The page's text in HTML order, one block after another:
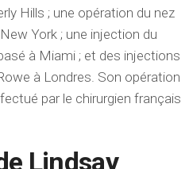
Hills ; une opération du nez
York ; une injection du
à Miami ; et des injections
à Londres. Son opération
par le chirurgien français
Lindsay